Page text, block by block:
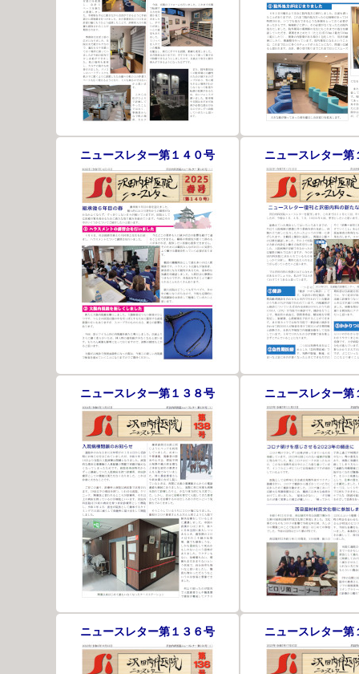
ニュースレター第１４０号 ニュースレター第
ニュースレター第１３８号 ニュースレター第
ニュースレター第１３６号 ニュースレター第